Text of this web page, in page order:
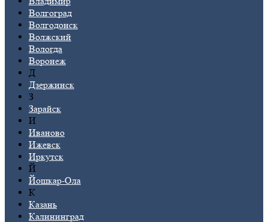
Волгоград
Волгодонск
Волжский
Вологда
Воронеж
Д
Дзержинск
З
Зарайск
И
Иваново
Ижевск
Иркутск
Й
Йошкар-Ола
К
Казань
Калининград